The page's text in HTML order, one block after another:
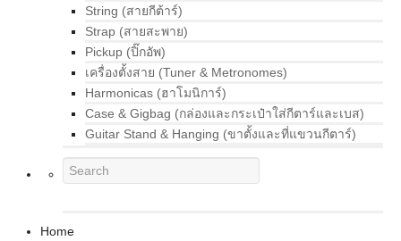
String (สายกีต้าร์)
Strap (สายสะพาย)
Pickup (ปิ๊กอัพ)
เครื่องตั้งสาย (Tuner & Metronomes)
Harmonicas (ฮาโมนิการ์)
Case & Gigbag (กล่องและกระเป๋าใส่กีตาร์และเบส)
Guitar Stand & Hanging (ขาตั้งและที่แขวนกีตาร์)
Home